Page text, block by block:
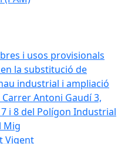
i usos provisionals
la substitució de
industrial i ampliació
Antoni Gaudí 3,
7 i 8 del Polígon Industrial
Mig
Vigent